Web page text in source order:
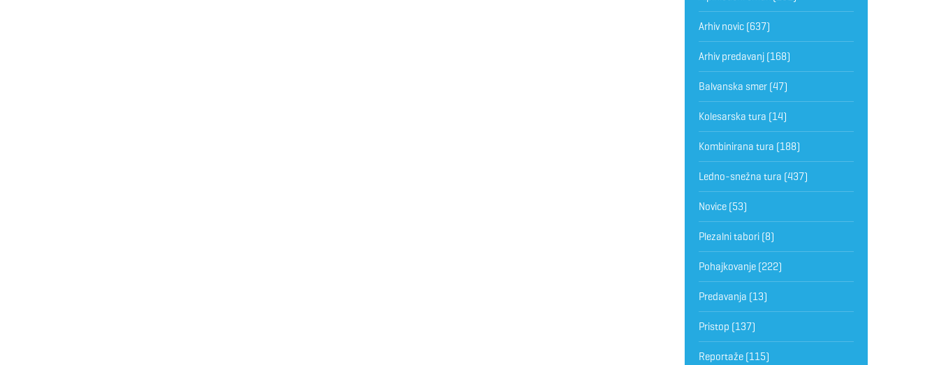
Arhiv novic(637)
Arhiv predavanj(168)
Balvanska smer(47)
Kolesarska tura (14)
Kombinirana tura (188)
Ledno-snežna tura (437)
Novice(53)
Plezalni tabori(8)
Pohajkovanje(222)
Predavanja (13)
Pristop (137)
Reportaže(115)